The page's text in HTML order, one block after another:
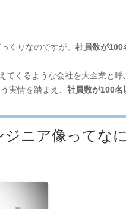
くりなのですが、 社員数が100
てくるような会社を大企業と
実情を踏まえ、 社員数が100名
ニア像ってな